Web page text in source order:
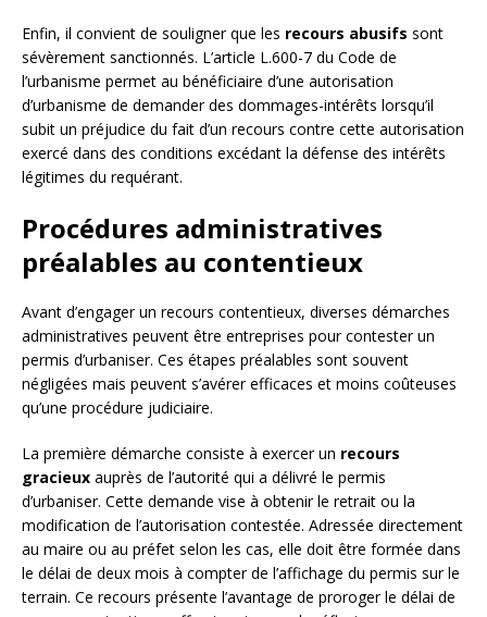
Enfin, il convient de souligner que les recours abusifs sont
sévèrement sanctionnés. L’article L.600-7 du Code de
l’urbanisme permet au bénéficiaire d’une autorisation
d’urbanisme de demander des dommages-intérêts lorsqu’il
subit un préjudice du fait d’un recours contre cette autorisation
exercé dans des conditions excédant la défense des intérêts
légitimes du requérant.
Procédures administratives
préalables au contentieux
Avant d’engager un recours contentieux, diverses démarches
administratives peuvent être entreprises pour contester un
permis d’urbaniser. Ces étapes préalables sont souvent
négligées mais peuvent s’avérer efficaces et moins coûteuses
qu’une procédure judiciaire.
La première démarche consiste à exercer un recours
gracieux auprès de l’autorité qui a délivré le permis
d’urbaniser. Cette demande vise à obtenir le retrait ou la
modification de l’autorisation contestée. Adressée directement
au maire ou au préfet selon les cas, elle doit être formée dans
le délai de deux mois à compter de l’affichage du permis sur le
terrain. Ce recours présente l’avantage de proroger le délai de